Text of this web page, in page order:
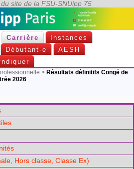
Carrière
Instances
Débutant-e
AESH
> Résultats définitifs Congé de
2026
Hors classe, Classe Ex)